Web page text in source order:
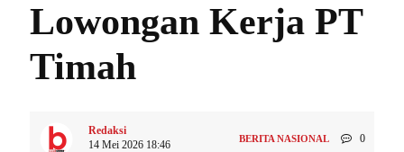
Lowongan Kerja PT
Timah
Redaksi
14 Mei 2026 18:46
BERITA NASIONAL 0